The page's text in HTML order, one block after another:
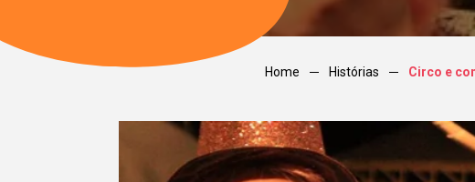
Home Histórias Circo e